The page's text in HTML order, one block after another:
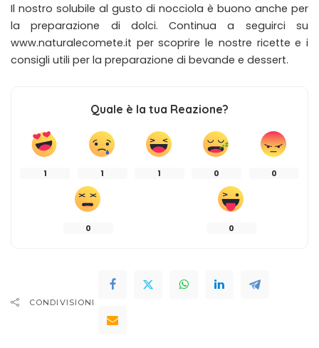
Il nostro solubile al gusto di nocciola è buono anche per
la preparazione di dolci. Continua a seguirci su
www.naturalecomete.it per scoprire le nostre ricette e i
consigli utili per la preparazione di bevande e dessert.
Quale è la tua Reazione?
1 1 1 0 0
0 0
CONDIVISIONI